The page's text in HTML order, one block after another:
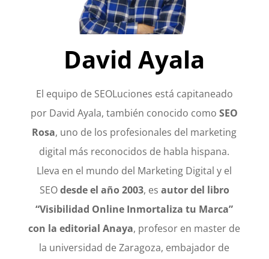
David Ayala
El equipo de SEOLuciones está capitaneado
por David Ayala, también conocido comoSEO
Rosa, uno de los profesionales del marketing
digital más reconocidos de habla hispana.
Lleva en el mundo del Marketing Digital y el
SEOdesde el año 2003, es autor del libro
“Visibilidad Online Inmortaliza tu Marca”
con la editorial Anaya, profesor en master de
la universidad de Zaragoza, embajador de